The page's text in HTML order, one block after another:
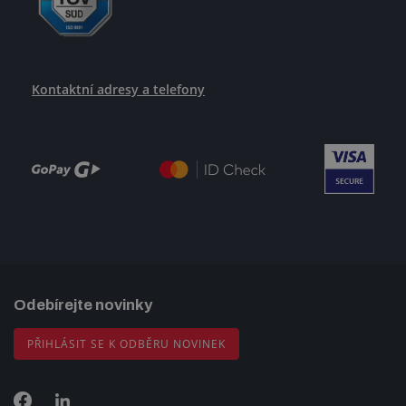
Kontaktní adresy a telefony
Odebírejte novinky
PŘIHLÁSIT SE K ODBĚRU NOVINEK